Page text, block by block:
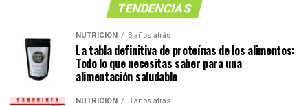
TENDENCIAS
NUTRICIÓN 3 años atrás
La tabla definitiva de proteínas de los alimentos:
Todo lo que necesitas saber para una
alimentación saludable
NUTRICIÓN 3 años atrás